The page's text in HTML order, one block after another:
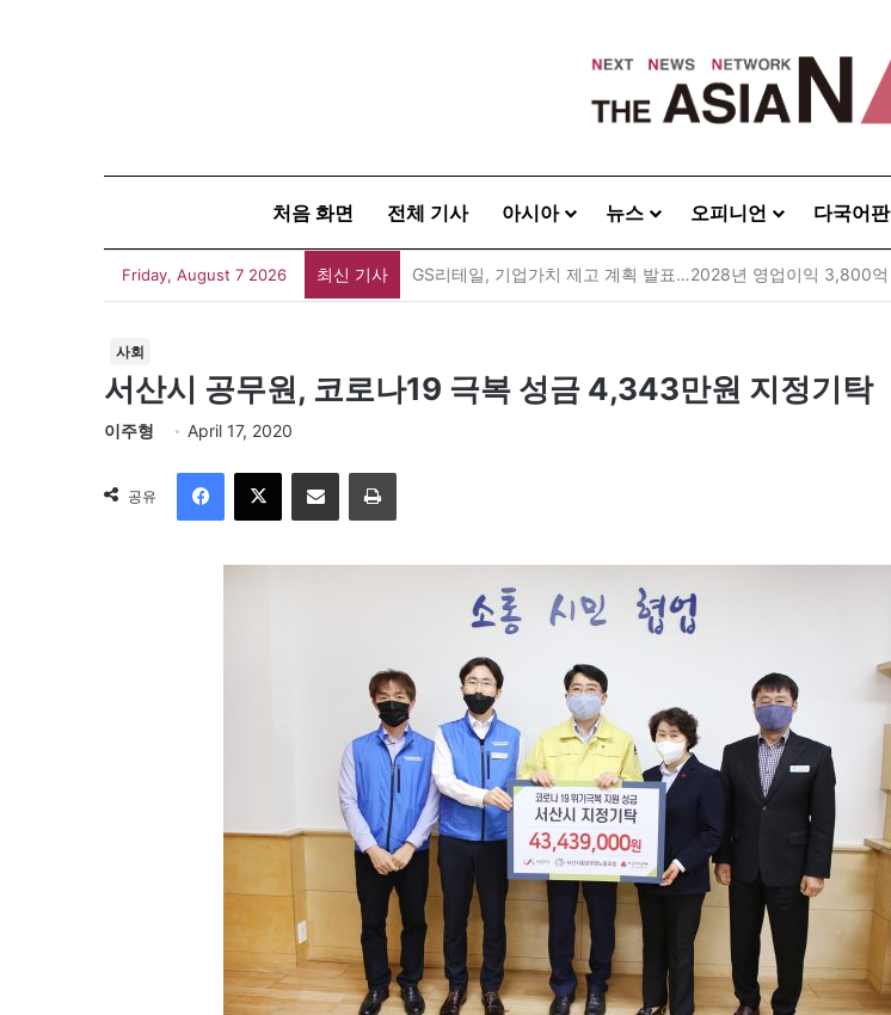
처음 화면 전체 기사 아시아 뉴스 오피니언 다국어판
Friday, August 7 2026 최신 기사 [신건호 칼럼] 대한민국 정치여, 후비기 그만하라
사회
서산시 공무원, 코로나19 극복 성금 4,343만원 지정기탁
이주형 April 17, 2020
공유
이메일